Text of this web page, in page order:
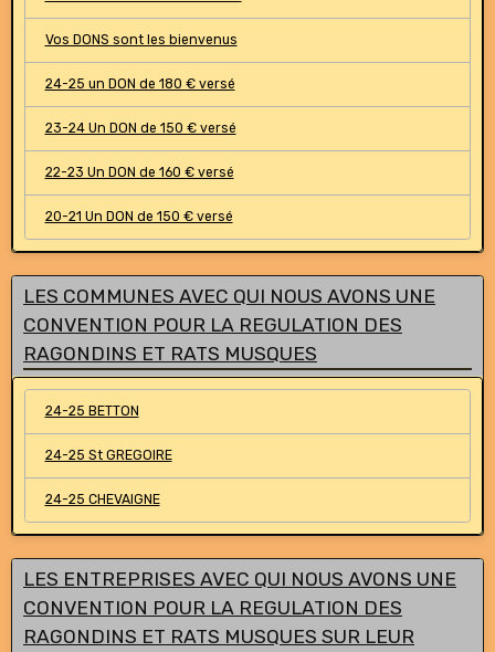
Vos DONS sont les bienvenus
24-25 un DON de 180 € versé
23-24 Un DON de 150 € versé
22-23 Un DON de 160 € versé
20-21 Un DON de 150 € versé
LES COMMUNES AVEC QUI NOUS AVONS UNE
CONVENTION POUR LA REGULATION DES
RAGONDINS ET RATS MUSQUES
24-25 BETTON
24-25 St GREGOIRE
24-25 CHEVAIGNE
LES ENTREPRISES AVEC QUI NOUS AVONS UNE
CONVENTION POUR LA REGULATION DES
RAGONDINS ET RATS MUSQUES SUR LEUR